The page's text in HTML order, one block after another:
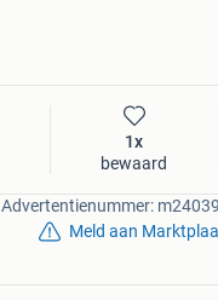
1x
bewaard
Advertentienummer:
Meld aan